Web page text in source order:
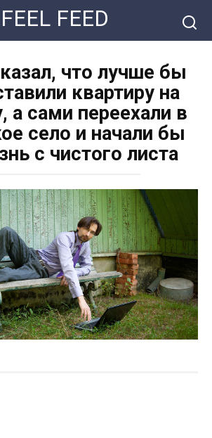
FEEL FEED
что лучше бы
квартиру на
а сами переехали в
село и начали бы
с чистого листа